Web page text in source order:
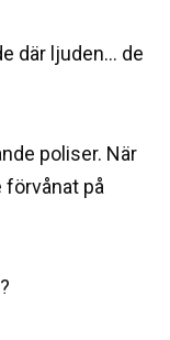
där ljuden… de
poliser. När
förvånat på